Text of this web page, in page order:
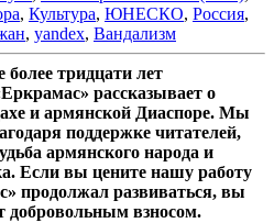
, Культура, ЮНЕСКО, Россия,
, yandex, Вандализм
тридцати лет
рассказывает о
и армянской Диаспоре. Мы
поддержке читателей,
армянского народа и
Если вы цените нашу работу
продолжал развиваться, вы
добровольным взносом.